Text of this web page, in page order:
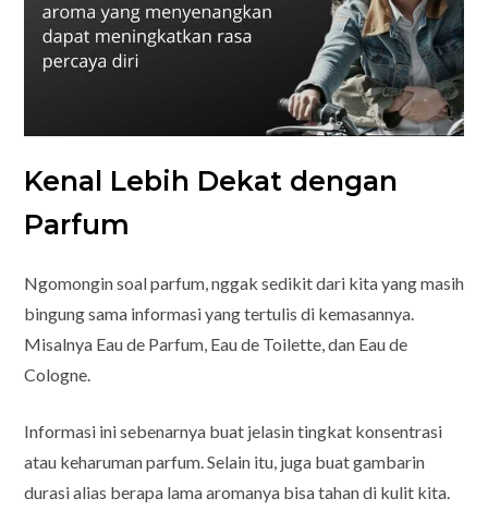
Kenal Lebih Dekat dengan
Parfum
Ngomongin soal parfum, nggak sedikit dari kita yang masih
bingung sama informasi yang tertulis di kemasannya.
Misalnya Eau de Parfum, Eau de Toilette, dan Eau de
Cologne.
Informasi ini sebenarnya buat jelasin tingkat konsentrasi
atau keharuman parfum. Selain itu, juga buat gambarin
durasi alias berapa lama aromanya bisa tahan di kulit kita.